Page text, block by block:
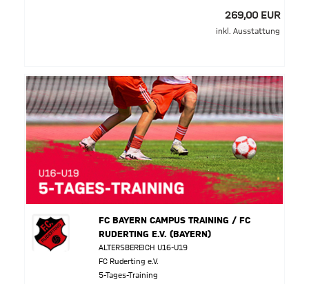
269,00 EUR
inkl. Ausstattung
FC BAYERN CAMPUS TRAINING / FC
RUDERTING E.V. (BAYERN)
ALTERSBEREICH U16-U19
FC Ruderting e.V.
5-Tages-Training